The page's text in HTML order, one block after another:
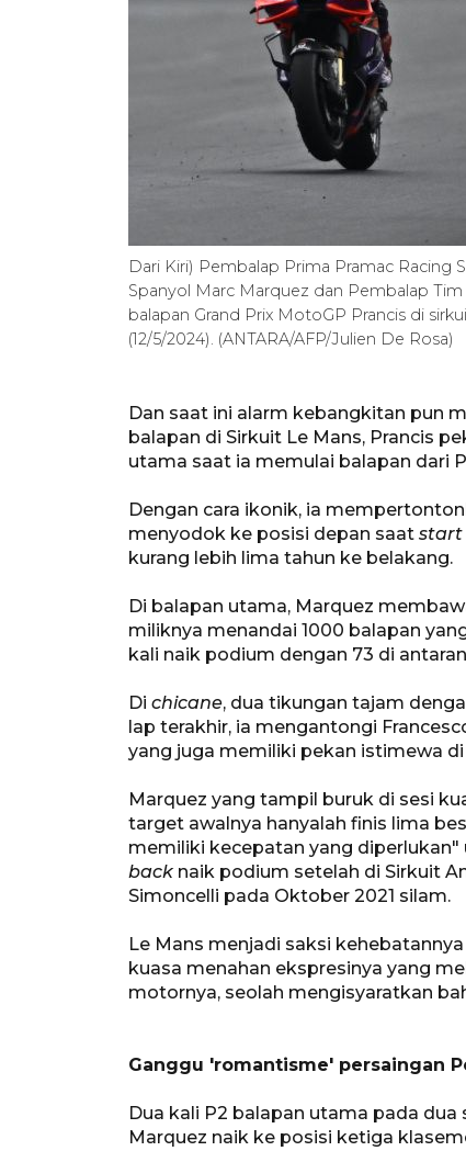
Dari Kiri) Pembalap Prima Pramac Racing
Spanyol Marc Marquez dan Pembalap
balapan Grand Prix MotoGP Prancis di
(12/5/2024). (ANTARA/AFP/Julien De Rosa)
Dan saat ini alarm kebangkitan pun
balapan di Sirkuit Le Mans, Prancis
utama saat ia memulai balapan dari
Dengan cara ikonik, ia
menyodok ke posisi depan saat start
kurang lebih lima tahun ke belakang.
Di balapan utama, Marquez
miliknya menandai 1000 balapan
kali naik podium dengan 73 di
Di chicane, dua tikungan tajam
lap terakhir, ia mengantongi
yang juga memiliki pekan istimewa di
Marquez yang tampil buruk di sesi
target awalnya hanyalah finis lima
memiliki kecepatan yang
back naik podium setelah di Sirkuit
Simoncelli pada Oktober 2021 silam.
Le Mans menjadi saksi
kuasa menahan ekspresinya yang
motornya, seolah mengisyaratkan
Ganggu 'romantisme' persaingan
Dua kali P2 balapan utama pada
Marquez naik ke posisi ketiga